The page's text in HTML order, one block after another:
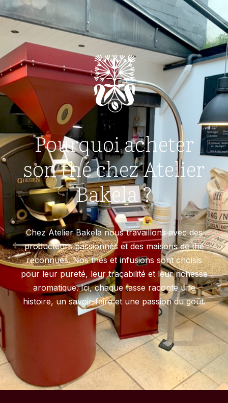
Pourquoi acheter
son thé chez Atelier
Bakela ?
Chez Atelier Bakela nous travaillons avec des
producteurs passionnés et des maisons de thé
reconnues. Nos thés et infusions sont choisis
pour leur pureté, leur traçabilité et leur richesse
aromatique. Ici, chaque tasse raconte une
histoire, un savoir-faire et une passion du goût.